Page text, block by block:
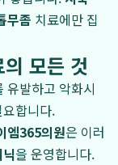
무좀 치료에만 집
모든 것
유발하고 악화시
합니다.
엠365의원은 이러
을 운영합니다.